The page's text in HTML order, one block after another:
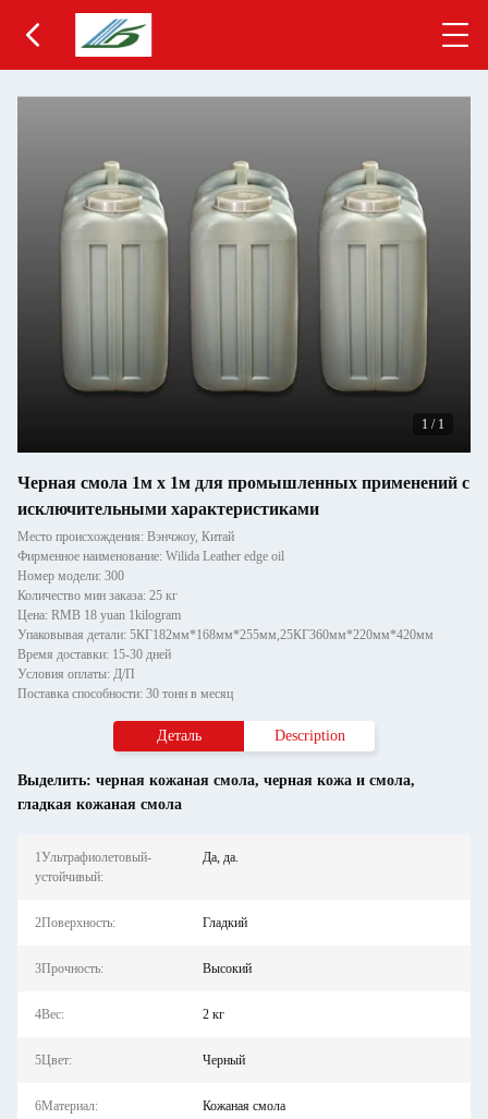
1 / 1
Черная смола 1м х 1м для промышленных применений с
исключительными характеристиками
Место происхождения: Вэнчжоу, Китай
Фирменное наименование: Wilida Leather edge oil
Номер модели: 300
Количество мин заказа: 25 кг
Цена: RMB 18 yuan 1kilogram
Упаковывая детали: 5КГ182мм*168мм*255мм,25КГ360мм*220мм*420мм
Время доставки: 15-30 дней
Условия оплаты: Д/П
Поставка способности: 30 тонн в месяц
Деталь Description
Выделить: черная кожаная смола, черная кожа и смола,
гладкая кожаная смола
1Ультрафиолетовый-
устойчивый:
Да, да.
2Поверхность: Гладкий
3Прочность: Высокий
4Вес: 2 кг
5Цвет: Черный
6Материал: Кожаная смола